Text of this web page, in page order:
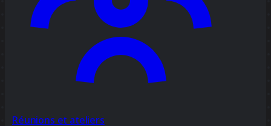
Réunions et ateliers